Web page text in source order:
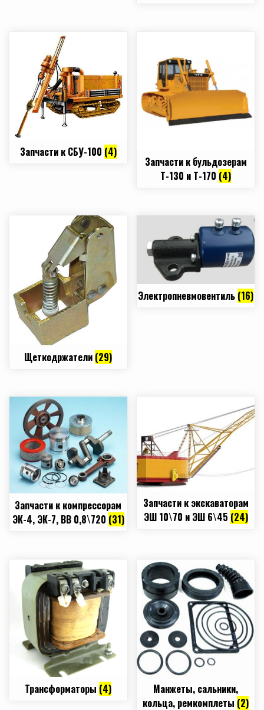
Запчасти к СБУ-100 (4)
Запчасти к бульдозерам
Т-130 и Т-170 (4)
Щеткодржатели (29)
Электропневмовентиль (16)
Запчасти к компрессорам
ЭК-4, ЭК-7, ВВ 0,8\720 (31)
Запчасти к экскаваторам
ЭШ 10\70 и ЭШ 6\45 (24)
Трансформаторы (4)
Манжеты, сальники,
кольца, ремкомплеты (2)